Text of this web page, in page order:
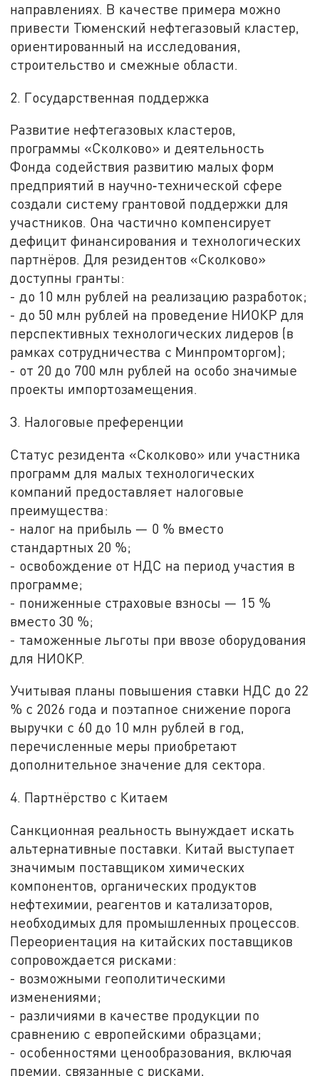
направлениях. В качестве примера можно
привести Тюменский нефтегазовый кластер,
ориентированный на исследования,
строительство и смежные области.
2. Государственная поддержка
Развитие нефтегазовых кластеров,
программы «Сколково» и деятельность
Фонда содействия развитию малых форм
предприятий в научно‑технической сфере
создали систему грантовой поддержки для
участников. Она частично компенсирует
дефицит финансирования и технологических
партнёров. Для резидентов «Сколково»
доступны гранты:
- до 10 млн рублей на реализацию разработок;
- до 50 млн рублей на проведение НИОКР для
перспективных технологических лидеров (в
рамках сотрудничества с Минпромторгом);
- от 20 до 700 млн рублей на особо значимые
проекты импортозамещения.
3. Налоговые преференции
Статус резидента «Сколково» или участника
программ для малых технологических
компаний предоставляет налоговые
преимущества:
- налог на прибыль — 0 % вместо
стандартных 20 %;
- освобождение от НДС на период участия в
программе;
- пониженные страховые взносы — 15 %
вместо 30 %;
- таможенные льготы при ввозе оборудования
для НИОКР.
Учитывая планы повышения ставки НДС до 22
% с 2026 года и поэтапное снижение порога
выручки с 60 до 10 млн рублей в год,
перечисленные меры приобретают
дополнительное значение для сектора.
4. Партнёрство с Китаем
Санкционная реальность вынуждает искать
альтернативные поставки. Китай выступает
значимым поставщиком химических
компонентов, органических продуктов
нефтехимии, реагентов и катализаторов,
необходимых для промышленных процессов.
Переориентация на китайских поставщиков
сопровождается рисками:
- возможными геополитическими
изменениями;
- различиями в качестве продукции по
сравнению с европейскими образцами;
- особенностями ценообразования, включая
премии, связанные с рисками,